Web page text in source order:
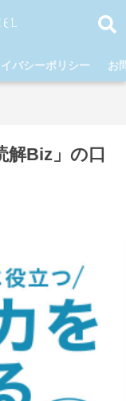
バシーポリシー お
解Biz」の口